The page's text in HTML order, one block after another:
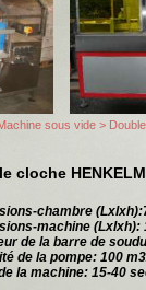
sous vide >
cloche
chambre
machine (Lxlxh):
de la barre de
de la pompe: 100
la machine: 15-40